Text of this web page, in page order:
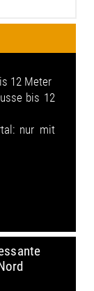
12 Meter
bis 12
nur mit